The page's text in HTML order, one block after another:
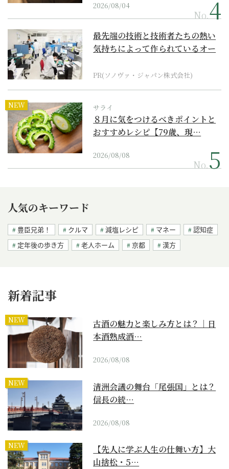
2026/08/04
No.
最先端の技術と技術者たちの熱い
気持ちによって作られているオー
PR(ソノヴァ・ジャパン株式会社)
NEW サライ
８月に気をつけるべきポイントと
おすすめレシピ【79歳、現…
2026/08/08
No.
人気のキーワード
豊臣兄弟！ クルマ 減塩レシピ マネー
認知症
定年後の歩き方
老人ホーム 京都 漢方
新着記事
NEW
古酒の魅力と楽しみ方とは？｜日
本酒熟成酒…
2026/08/08
NEW
清洲会議の舞台「尾張国」とは？
信長の統…
2026/08/08
NEW
【先人に学ぶ人生の仕舞い方】大
山捨松・5…